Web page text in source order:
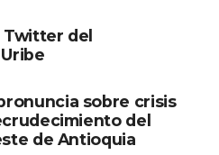
del
sobre crisis
del
de Antioquia